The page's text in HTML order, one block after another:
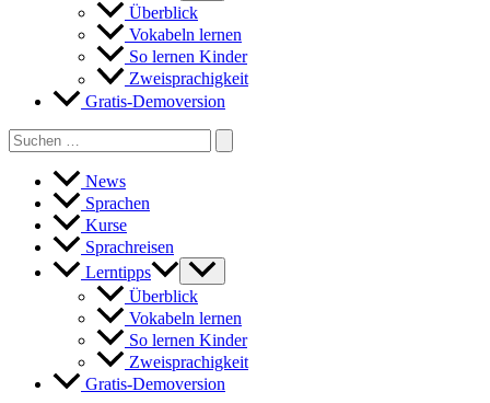
Überblick
Vokabeln lernen
So lernen Kinder
Zweisprachigkeit
Gratis-Demoversion
Search
for:
News
Sprachen
Kurse
Sprachreisen
Lerntipps
Überblick
Vokabeln lernen
So lernen Kinder
Zweisprachigkeit
Gratis-Demoversion